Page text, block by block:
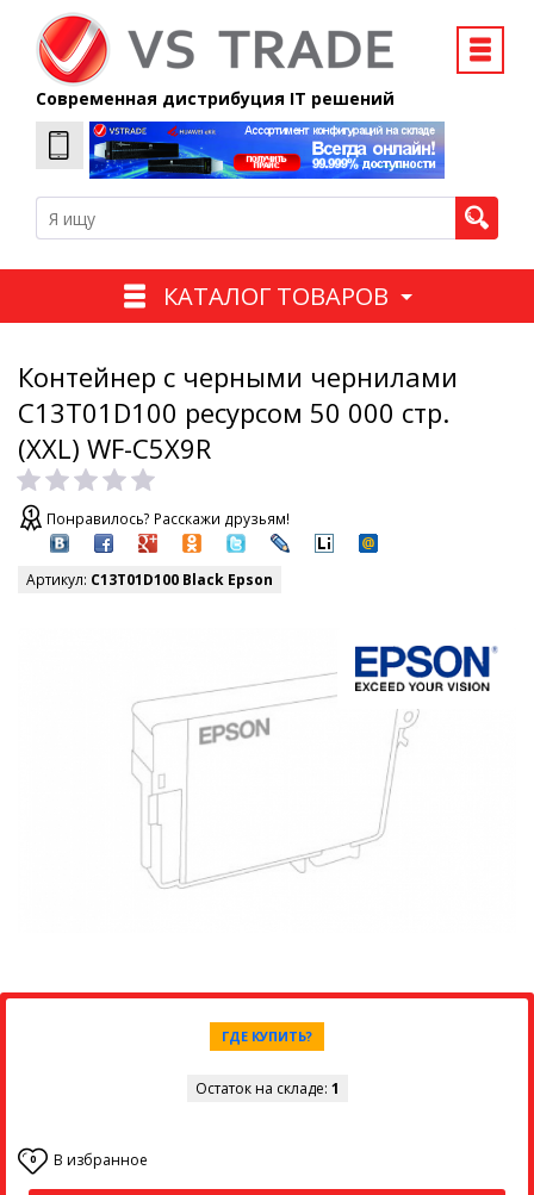
Современная дистрибуция IT решений
КАТАЛОГ ТОВАРОВ
Контейнер с черными чернилами
C13T01D100 ресурсом 50 000 стр.
(XXL) WF-C5X9R
Понравилось? Расскажи друзьям!
Артикул: C13T01D100 Black Epson
ГДЕ КУПИТЬ?
Остаток на складе: 1
0 В избранное